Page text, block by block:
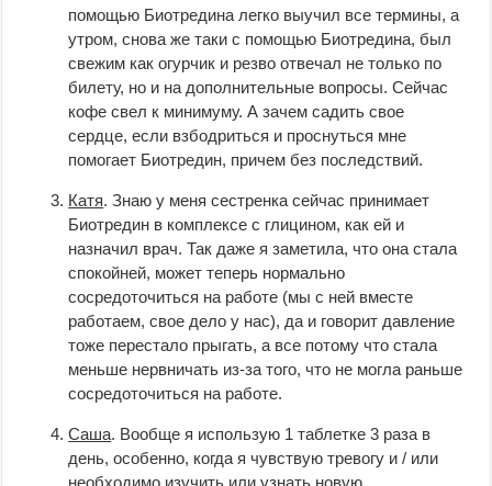
помощью Биотредина легко выучил все термины, а
утром, снова же таки с помощью Биотредина, был
свежим как огурчик и резво отвечал не только по
билету, но и на дополнительные вопросы. Сейчас
кофе свел к минимуму. А зачем садить свое
сердце, если взбодриться и проснуться мне
помогает Биотредин, причем без последствий.
Катя. Знаю у меня сестренка сейчас принимает
Биотредин в комплексе с глицином, как ей и
назначил врач. Так даже я заметила, что она стала
спокойней, может теперь нормально
сосредоточиться на работе (мы с ней вместе
работаем, свое дело у нас), да и говорит давление
тоже перестало прыгать, а все потому что стала
меньше нервничать из-за того, что не могла раньше
сосредоточиться на работе.
Саша. Вообще я использую 1 таблетке 3 раза в
день, особенно, когда я чувствую тревогу и / или
необходимо изучить или узнать новую